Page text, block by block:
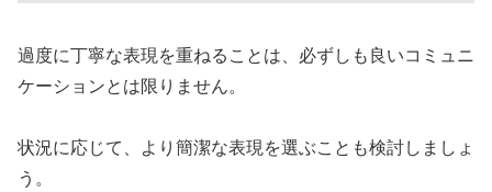
過度に丁寧な表現を重ねることは、必ずしも良いコミュニ
ケーションとは限りません。
状況に応じて、より簡潔な表現を選ぶことも検討しましょ
う。